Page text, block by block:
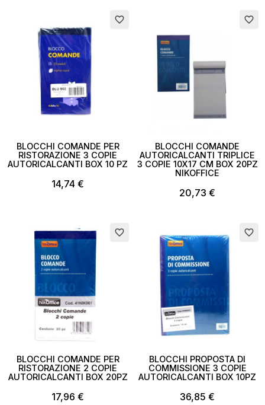
favorite_border
BLOCCHI COMANDE PER
RISTORAZIONE 3 COPIE
AUTORICALCANTI BOX 10 PZ
14,74 €
favorite_border
BLOCCHI COMANDE
AUTORICALCANTI TRIPLICE
3 COPIE 10X17 CM BOX 20PZ
NIKOFFICE
20,73 €
Esaurito favorite_border
BLOCCHI COMANDE PER
RISTORAZIONE 2 COPIE
AUTORICALCANTI BOX 20PZ
17,96 €
favorite_border
BLOCCHI PROPOSTA DI
COMMISSIONE 3 COPIE
AUTORICALCANTI BOX 10PZ
36,85 €